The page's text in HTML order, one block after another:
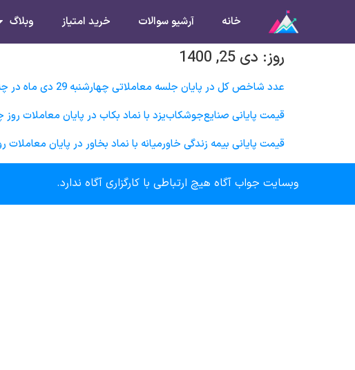
خانه آرشیو سوالات خرید امتیاز وبلاگ
روز: دی 25, 1400
عدد شاخص کل در پایان جلسه معاملاتی چهارشنبه 29 دی ماه در چه محدوده‌ای خواهد بود؟
قیمت پایانی صنايع‌جوشكاب‌يزد با نماد بکاب در پایان معاملات روز چهارشنبه 29 دی ماه در چه
قیمت پایانی بيمه زندگی خاورميانه با نماد بخاور در پایان معاملات روز چهارشنبه 29 دی ماه در چه
وبسایت جواب آگاه هیچ ارتباطی با کارگزاری آگاه ندارد.